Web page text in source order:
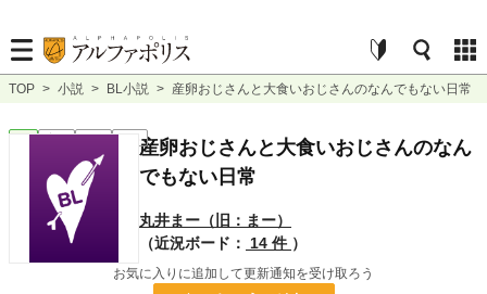
TOP > 小説 > BL小説 > 産卵おじさんと大食いおじさんのなんでもない日常
BL 完結 長編
産卵おじさんと大食いおじさんのなん
でもない日常
丸井まー（旧：まー）
（近況ボード：
14 件 ）
お気に入りに追加して更新通知を受け取ろう